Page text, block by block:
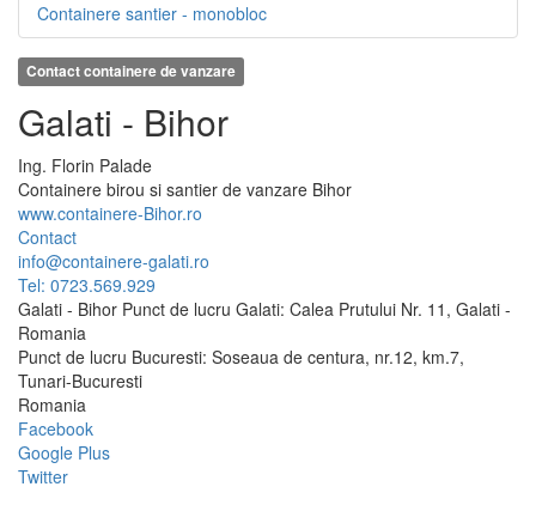
Containere santier - monobloc
Contact containere de vanzare
Galati - Bihor
Ing. Florin Palade
Containere birou si santier de vanzare Bihor
www.containere-Bihor.ro
Contact
info@containere-galati.ro
Tel: 0723.569.929
Galati - Bihor Punct de lucru Galati: Calea Prutului Nr. 11, Galati -
Romania
Punct de lucru Bucuresti: Soseaua de centura, nr.12, km.7,
Tunari-Bucuresti
Romania
Facebook
Google Plus
Twitter